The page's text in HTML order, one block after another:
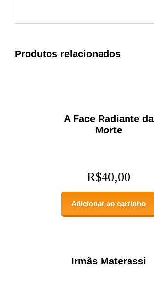
Produtos relacionados
A Face Radiante da
Morte
R$40,00
Adicionar ao carrinho
Irmãs Materassi